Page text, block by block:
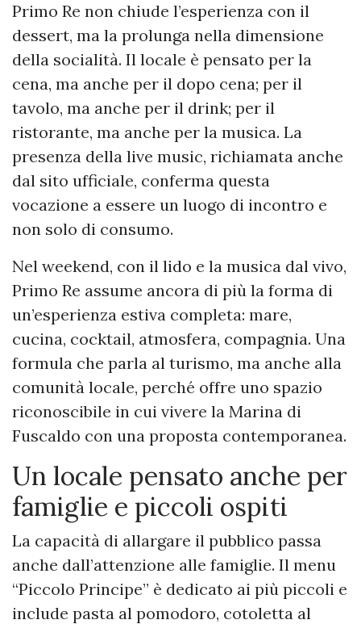
Primo Re non chiude l’esperienza con il
dessert, ma la prolunga nella dimensione
della socialità. Il locale è pensato per la
cena, ma anche per il dopo cena; per il
tavolo, ma anche per il drink; per il
ristorante, ma anche per la musica. La
presenza della live music, richiamata anche
dal sito ufficiale, conferma questa
vocazione a essere un luogo di incontro e
non solo di consumo.
Nel weekend, con il lido e la musica dal vivo,
Primo Re assume ancora di più la forma di
un’esperienza estiva completa: mare,
cucina, cocktail, atmosfera, compagnia. Una
formula che parla al turismo, ma anche alla
comunità locale, perché offre uno spazio
riconoscibile in cui vivere la Marina di
Fuscaldo con una proposta contemporanea.
Un locale pensato anche per
famiglie e piccoli ospiti
La capacità di allargare il pubblico passa
anche dall’attenzione alle famiglie. Il menu
“Piccolo Principe” è dedicato ai più piccoli e
include pasta al pomodoro, cotoletta al